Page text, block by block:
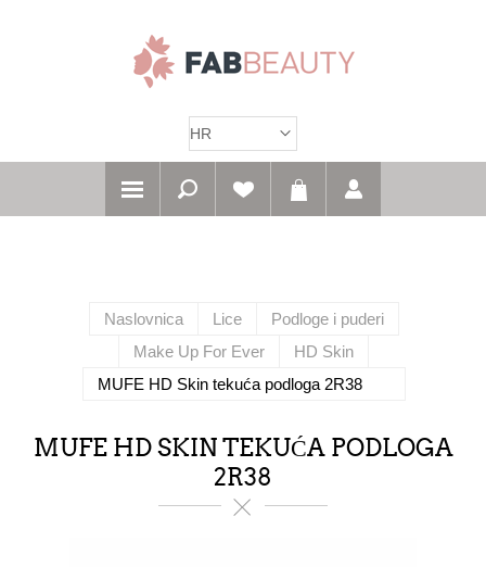
Naslovnica Lice
Podloge i puderi
Make Up For Ever
HD Skin
MUFE HD Skin tekuća podloga 2R38
MUFE HD SKIN TEKUĆA PODLOGA
2R38